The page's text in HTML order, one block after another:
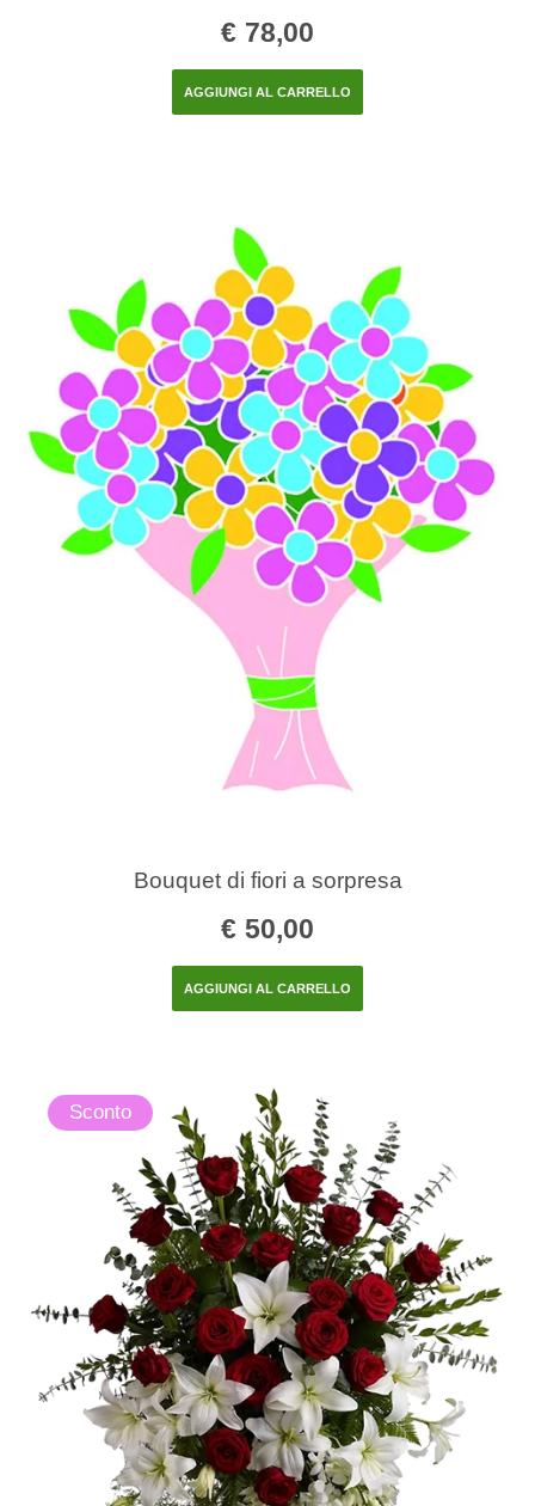
€ 78,00
AGGIUNGI AL CARRELLO
Bouquet di fiori a sorpresa
€ 50,00
AGGIUNGI AL CARRELLO
Sconto